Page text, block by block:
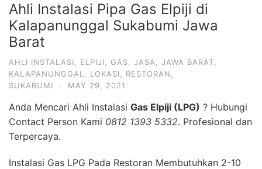
Ahli Instalasi Pipa Gas Elpiji di
Kalapanunggal Sukabumi Jawa
Barat
AHLI INSTALASI ELPIJI GAS JASA JAWA BARAT
KALAPANUNGGAL
LOKASI RESTORAN
SUKABUMI
· MAY 29, 2021
Anda Mencari Ahli Instalasi Gas Elpiji (LPG) ? Hubungi
Contact Person Kami 0812 1393 5332. Profesional dan
Terpercaya.
Instalasi Gas LPG Pada Restoran Membutuhkan 2-10